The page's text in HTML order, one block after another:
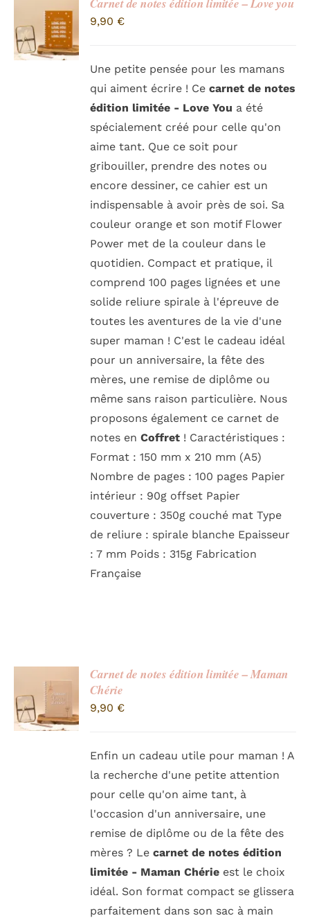
9,90 €
Une petite pensée pour les mamans
qui aiment écrire ! Cecarnet de notes
édition limitée - Love You a été
spécialement créé pour celle qu'on
aime tant. Que ce soit pour
gribouiller, prendre des notes ou
encore dessiner, ce cahier est un
indispensable à avoir près de soi. Sa
couleur orange et son motif Flower
Power met de la couleur dans le
quotidien. Compact et pratique, il
comprend 100 pages lignées et une
solide reliure spirale à l'épreuve de
toutes les aventures de la vie d'une
super maman ! C'est le cadeau idéal
pour un anniversaire, la fête des
mères, une remise de diplôme ou
même sans raison particulière. Nous
proposons également ce carnet de
notes enCoffret ! Caractéristiques :
Format : 150 mm x 210 mm (A5)
Nombre de pages : 100 pages Papier
intérieur : 90g offset Papier
couverture : 350g couché mat Type
de reliure : spirale blanche Epaisseur
: 7 mm Poids : 315g Fabrication
Française
Carnet de notes édition limitée – Maman
Chérie
9,90 €
Enfin un cadeau utile pour maman ! A
la recherche d'une petite attention
pour celle qu'on aime tant, à
l'occasion d'un anniversaire, une
remise de diplôme ou de la fête des
mères ? Lecarnet de notes édition
limitée - Maman Chérie est le choix
idéal. Son format compact se glissera
parfaitement dans son sac à main